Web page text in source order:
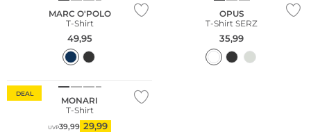
MARC O'POLO
T-Shirt
49,95
OPUS
T-Shirt SERZ
35,99
DEAL
MONARI
T-Shirt
UVP39,99 29,99